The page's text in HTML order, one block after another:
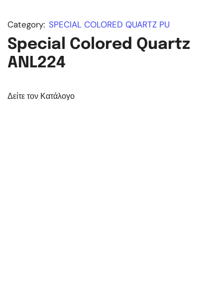
Category: SPECIAL COLORED QUARTZ PU
Special Colored Quartz
ANL224
Δείτε τον Κατάλογο